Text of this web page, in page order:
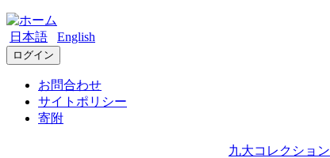
日本語 English
ログイン
お問合わせ
サイトポリシー
寄附
九大コレクション